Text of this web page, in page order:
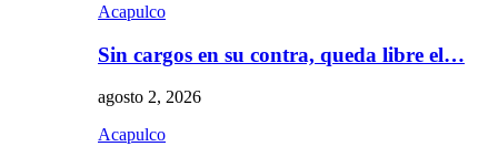
Acapulco
Sin cargos en su contra, queda libre el…
agosto 2, 2026
Acapulco